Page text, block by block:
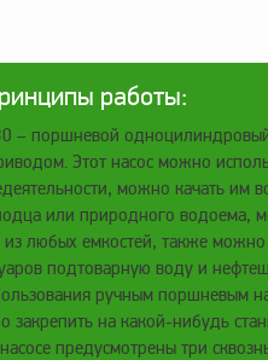
работы:
– поршневой
Этот насос можно
можно качать им
или природного водоема,
из любых емкостей, также можно
подтоварную воду и
ручным поршневым
на какой-нибудь
предусмотрены три